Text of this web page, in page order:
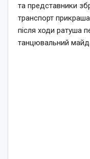
та представники
транспорт
після ходи ратуша
танцювальний